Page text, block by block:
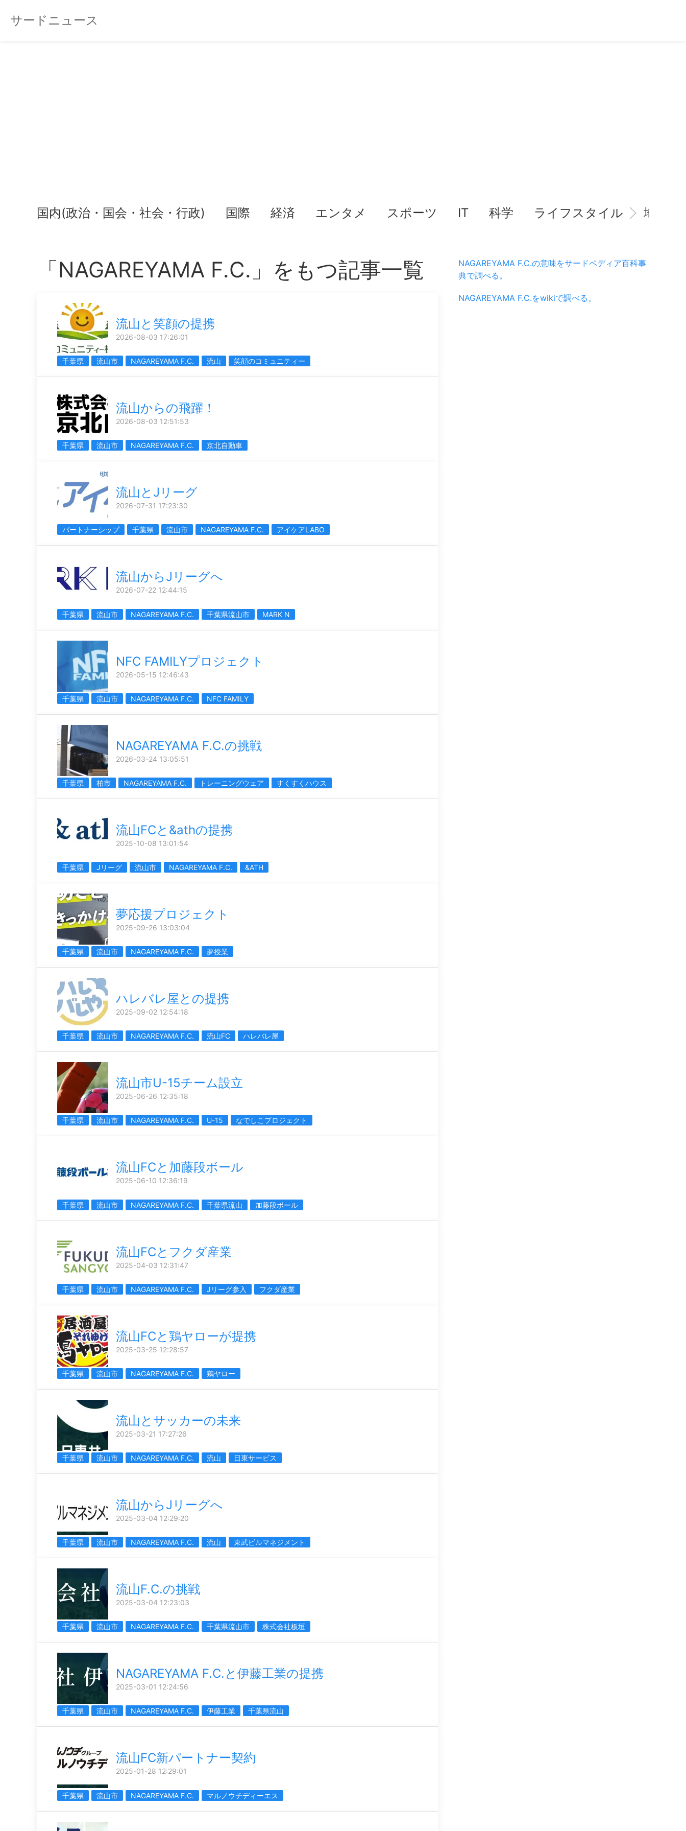
サードニュース
国内(政治・国会・社会・行政) 国際 経済 エンタメ スポーツ IT 科学 ライフスタイル 地域情
「NAGAREYAMA F.C.」をもつ記事一覧
流山と笑顔の提携
2026-08-03 17:26:01
千葉県 流山市 NAGAREYAMA F.C. 流山 笑顔のコミュニティー
流山からの飛躍！
2026-08-03 12:51:53
千葉県 流山市 NAGAREYAMA F.C. 京北自動車
流山とJリーグ
2026-07-31 17:23:30
パートナーシップ 千葉県 流山市 NAGAREYAMA F.C. アイケアLABO
流山からJリーグへ
2026-07-22 12:44:15
千葉県 流山市 NAGAREYAMA F.C. 千葉県流山市 MARK N
NFC FAMILYプロジェクト
2026-05-15 12:46:43
千葉県 流山市 NAGAREYAMA F.C. NFC FAMILY
NAGAREYAMA F.C.の挑戦
2026-03-24 13:05:51
千葉県 柏市 NAGAREYAMA F.C. トレーニングウェア すくすくハウス
流山FCと&athの提携
2025-10-08 13:01:54
千葉県 Jリーグ 流山市 NAGAREYAMA F.C. &ATH
夢応援プロジェクト
2025-09-26 13:03:04
千葉県 流山市 NAGAREYAMA F.C. 夢授業
ハレバレ屋との提携
2025-09-02 12:54:18
千葉県 流山市 NAGAREYAMA F.C. 流山FC ハレバレ屋
流山市U-15チーム設立
2025-06-26 12:35:18
千葉県 流山市 NAGAREYAMA F.C. U-15 なでしこプロジェクト
流山FCと加藤段ボール
2025-06-10 12:36:19
千葉県 流山市 NAGAREYAMA F.C. 千葉県流山 加藤段ボール
流山FCとフクダ産業
2025-04-03 12:31:47
千葉県 流山市 NAGAREYAMA F.C. Jリーグ参入 フクダ産業
流山FCと鶏ヤローが提携
2025-03-25 12:28:57
千葉県 流山市 NAGAREYAMA F.C. 鶏ヤロー
流山とサッカーの未来
2025-03-21 17:27:26
千葉県 流山市 NAGAREYAMA F.C. 流山 日東サービス
流山からJリーグへ
2025-03-04 12:29:20
千葉県 流山市 NAGAREYAMA F.C. 流山 東武ビルマネジメント
流山F.C.の挑戦
2025-03-04 12:23:03
千葉県 流山市 NAGAREYAMA F.C. 千葉県流山市 株式会社板垣
NAGAREYAMA F.C.と伊藤工業の提携
2025-03-01 12:24:56
千葉県 流山市 NAGAREYAMA F.C. 伊藤工業 千葉県流山
流山FC新パートナー契約
2025-01-28 12:29:01
千葉県 流山市 NAGAREYAMA F.C. マルノウチディーエス
NAGAREYAMA F.C.の意味をサードペディア百科事
典で調べる。
NAGAREYAMA F.C.をwikiで調べる。